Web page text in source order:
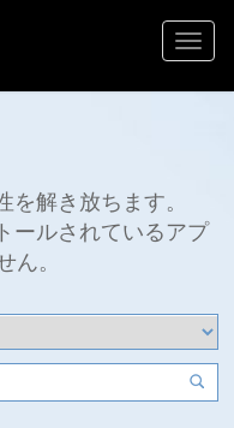
を解き放ちます。
ールされているアプ
ん。